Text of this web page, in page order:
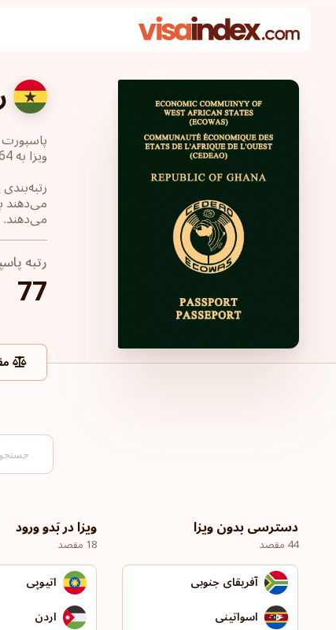
ویزا به 64 کشور جهان ‎دسترسی دارند اما برای ورود به حدود 165 کشور به ویزا نیاز دارند.
می‌دهند.
رتبه
77
دسترسی بدون ویزا
44 مقصد
آفریقای جنوبی
اسواتینی
ویزا در بَدو ورود
18 مقصد
اتیوپی
اردن